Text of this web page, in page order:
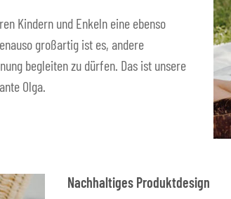
Kindern und Enkeln eine ebenso
großartig ist es, andere
begleiten zu dürfen. Das ist unsere
Olga.
Nachhaltiges Produktdesign